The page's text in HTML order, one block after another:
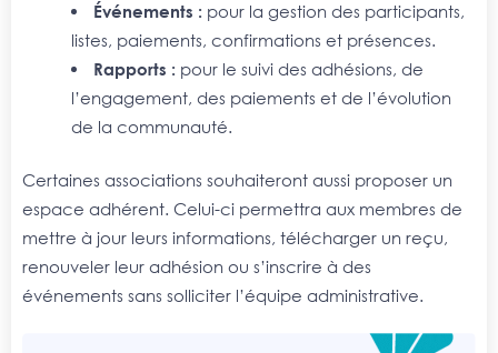
Événements : pour la gestion des participants,
listes, paiements, confirmations et présences.
Rapports : pour le suivi des adhésions, de
l’engagement, des paiements et de l’évolution
de la communauté.
Certaines associations souhaiteront aussi proposer un
espace adhérent. Celui-ci permettra aux membres de
mettre à jour leurs informations, télécharger un reçu,
renouveler leur adhésion ou s’inscrire à des
événements sans solliciter l’équipe administrative.